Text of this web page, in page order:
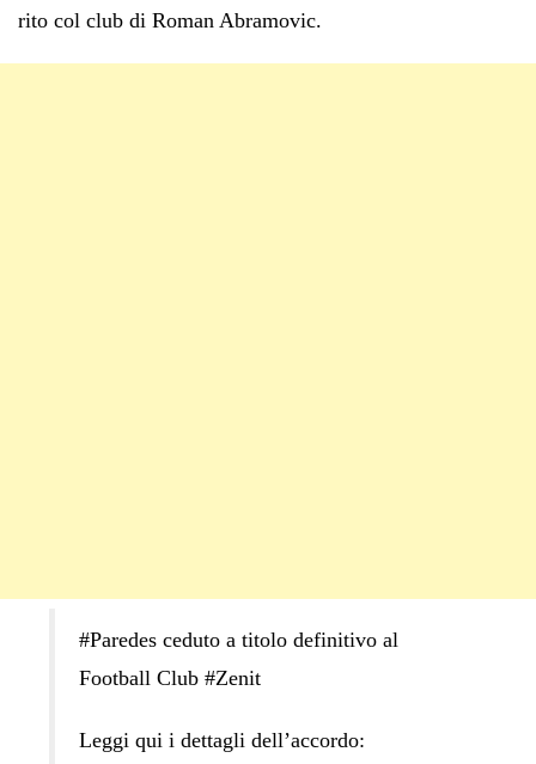
rito col club di Roman Abramovic.
#Paredes ceduto a titolo definitivo al
Football Club #Zenit
Leggi qui i dettagli dell’accordo: